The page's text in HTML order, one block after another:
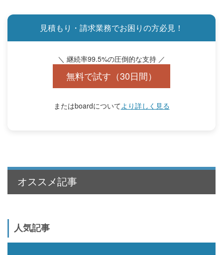
見積もり・請求業務でお困りの方必見！
＼ 継続率99.5%の圧倒的な支持 ／
無料で試す（30日間）
またはboardについてより詳しく見る
オススメ記事
人気記事